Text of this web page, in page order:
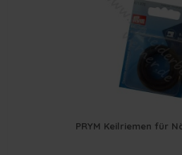
PRYM Keilriemen für